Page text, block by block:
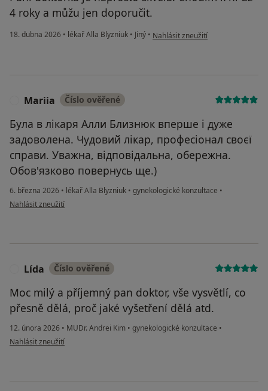
4 roky a můžu jen doporučit.
18. dubna 2026 • lékař Alla Blyzniuk • Jiný • podle názoru uživatele Darya
Nahlásit zneužití
Mariia Číslo ověřené
Була в лікаря Алли Близнюк вперше і дуже
задоволена. Чудовий лікар, професіонал своєї
справи. Уважна, відповідальна, обережна.
Обов'язково повернусь ще.)
6. března 2026 • lékař Alla Blyzniuk • gynekologické konzultace •
podle názoru uživatele Mariia
Nahlásit zneužití
Lída Číslo ověřené
Moc milý a příjemný pan doktor, vše vysvětlí, co
přesně dělá, proč jaké vyšetření dělá atd.
12. února 2026 • MUDr. Andrei Kim • gynekologické konzultace •
podle názoru uživatele Lída
Nahlásit zneužití